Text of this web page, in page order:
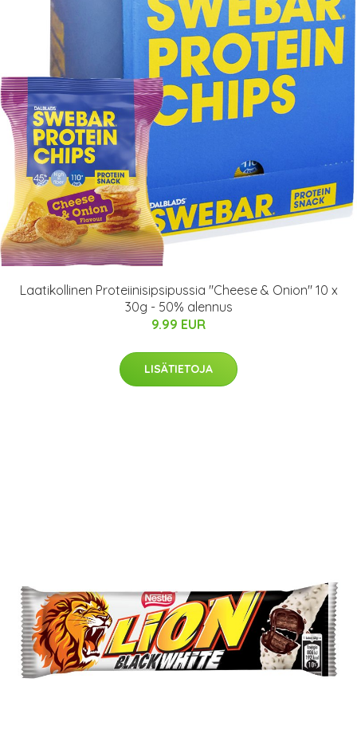
Laatikollinen Proteiinisipsipussia "Cheese & Onion" 10 x
30g - 50% alennus
9.99 EUR
LISÄTIETOJA